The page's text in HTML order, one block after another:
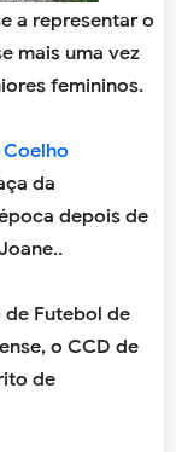
a representar o
mais uma vez
femininos.
da
depois de
de Futebol de
o CCD de
de